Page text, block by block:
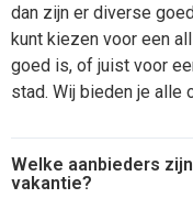
dan zijn er diverse
kunt kiezen voor een
goed is, of juist voor
stad. Wij bieden je alle
Welke aanbieders
vakantie?